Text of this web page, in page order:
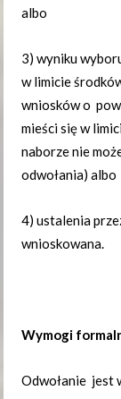
albo
3) wyniku
w limicie
wniosków o
mieści się w
naborze nie
odwołania) albo
4) ustalenia
wnioskowana.
Wymogi
Odwołanie jest